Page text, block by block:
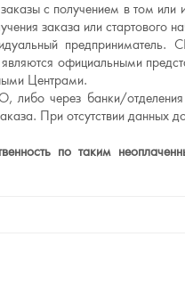
с получением в том
заказа или стартового
официальными
Центрами.
либо через банки/
При отсутствии
по таким